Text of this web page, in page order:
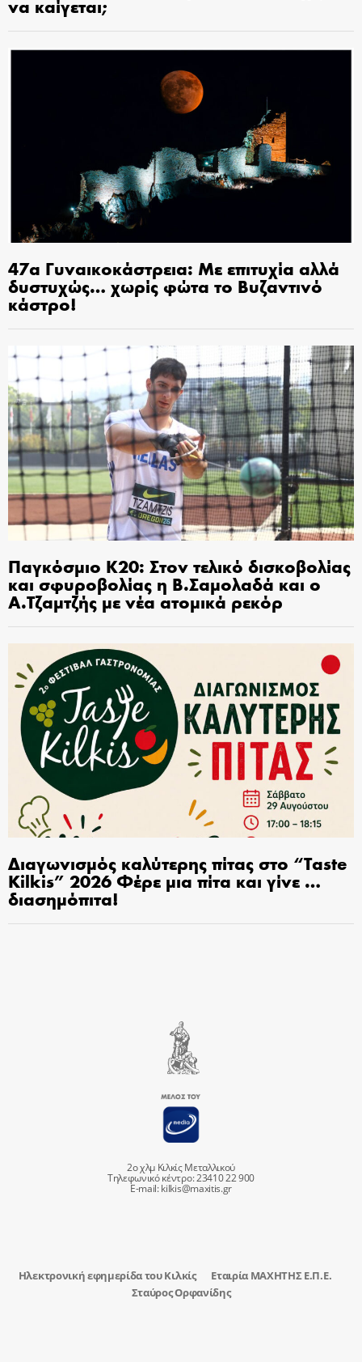
να καίγεται;
47α Γυναικοκάστρεια: Με επιτυχία αλλά
δυστυχώς… χωρίς φώτα το Βυζαντινό
κάστρο!
Παγκόσμιο Κ20: Στον τελικό δισκοβολίας
και σφυροβολίας η Β.Σαμολαδά και ο
Α.Τζαμτζής με νέα ατομικά ρεκόρ
Διαγωνισμός καλύτερης πίτας στο “Taste
Kilkis” 2026 Φέρε μια πίτα και γίνε …
διασημόπιτα!
2ο χλμ Κιλκίς Μεταλλικού
Τηλεφωνικό κέντρο: 23410 22 900
E-mail:kilkis@maxitis.gr
Ηλεκτρονική εφημερίδα του Κιλκίς
Εταιρία ΜΑΧΗΤΗΣ Ε.Π.Ε.
Σταύρος Ορφανίδης